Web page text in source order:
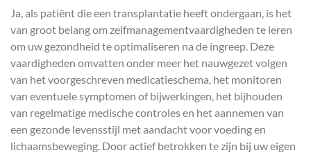
Ja, als patiënt die een transplantatie heeft ondergaan, is het
van groot belang om zelfmanagementvaardigheden te leren
om uw gezondheid te optimaliseren na de ingreep. Deze
vaardigheden omvatten onder meer het nauwgezet volgen
van het voorgeschreven medicatieschema, het monitoren
van eventuele symptomen of bijwerkingen, het bijhouden
van regelmatige medische controles en het aannemen van
een gezonde levensstijl met aandacht voor voeding en
lichaamsbeweging. Door actief betrokken te zijn bij uw eigen